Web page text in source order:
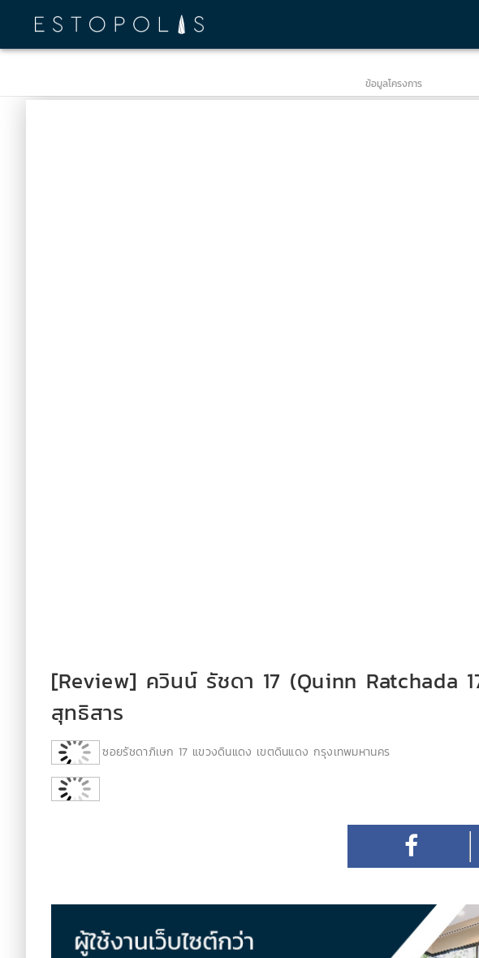
ข้อมูลโครงการ
[Review] ควินน์ รัชดา 17 (Quinn Ratchada
สุทธิสาร
ซอยรัชดาภิเษก 17 แขวงดินแดง เขตดินแดง กรุงเทพมหานคร